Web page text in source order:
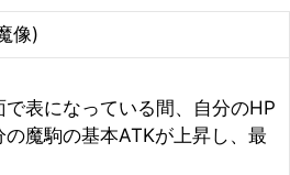
像)
表になっている間、自分のHP
魔駒の基本ATKが上昇し、最